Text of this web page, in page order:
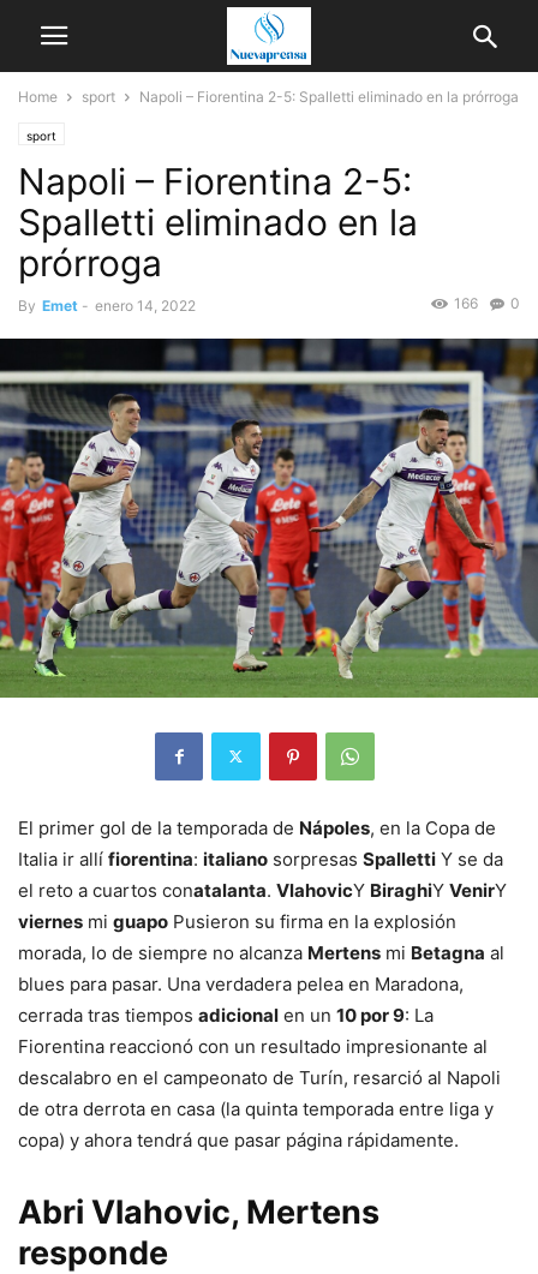
Home sport Napoli – Fiorentina 2-5: Spalletti eliminado en la prórroga
sport
Napoli – Fiorentina 2-5:
Spalletti eliminado en la
prórroga
By Emet - enero 14, 2022 0
166
El primer gol de la temporada de Nápoles, en la Copa de
Italia ir allí fiorentina: italiano sorpresas Spalletti Y se da
el reto a cuartos conatalanta. VlahovicY BiraghiY VenirY
viernes mi guapo Pusieron su firma en la explosión
morada, lo de siempre no alcanza Mertens mi Betagna al
blues para pasar. Una verdadera pelea en Maradona,
cerrada tras tiempos adicional en un 10 por 9: La
Fiorentina reaccionó con un resultado impresionante al
descalabro en el campeonato de Turín, resarció al Napoli
de otra derrota en casa (la quinta temporada entre liga y
copa) y ahora tendrá que pasar página rápidamente.
Abri Vlahovic, Mertens
responde